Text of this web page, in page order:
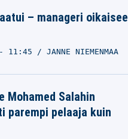
– manageri oikaisee
11:45 JANNE NIEMENMAA
Mohamed Salahin
parempi pelaaja kuin